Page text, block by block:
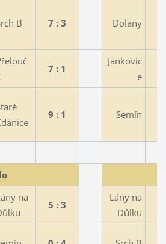
B 7 : 3 Dolany
7 : 1
Jankovic
e
9 : 1 Semín
na
5 : 3
Lány na
Důlku